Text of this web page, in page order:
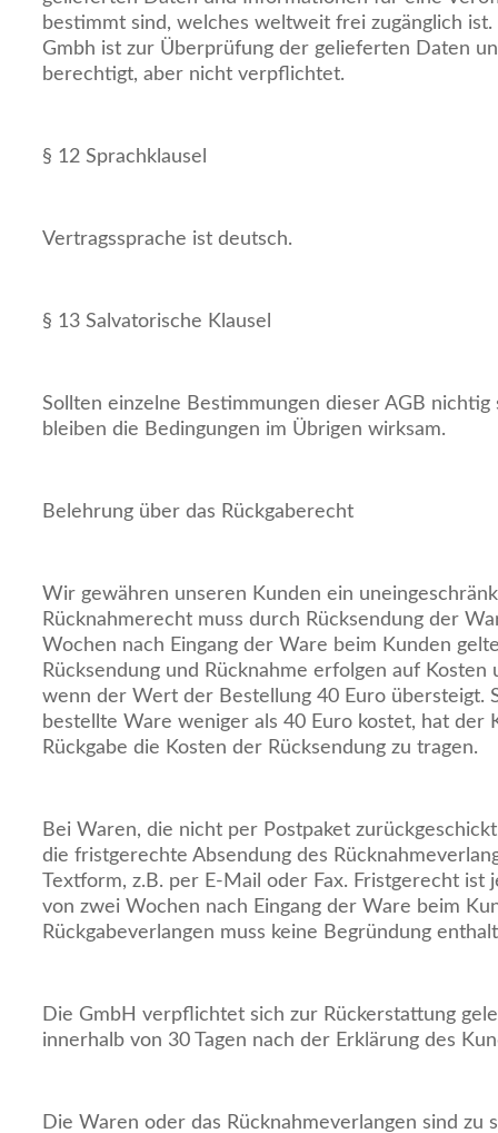
bestimmt sind, welches weltweit frei zugänglich
Gmbh ist zur Überprüfung der gelieferten Daten
berechtigt, aber nicht verpflichtet.
§ 12 Sprachklausel
Vertragssprache ist deutsch.
§ 13 Salvatorische Klausel
Sollten einzelne Bestimmungen dieser AGB
bleiben die Bedingungen im Übrigen wirksam.
Belehrung über das Rückgaberecht
Wir gewähren unseren Kunden ein
Rücknahmerecht muss durch Rücksendung der
Wochen nach Eingang der Ware beim Kunden
Rücksendung und Rücknahme erfolgen auf
wenn der Wert der Bestellung 40 Euro übersteigt.
bestellte Ware weniger als 40 Euro kostet, hat der
Rückgabe die Kosten der Rücksendung zu tragen.
Bei Waren, die nicht per Postpaket
die fristgerechte Absendung des
Textform, z.B. per E-Mail oder Fax. Fristgerecht ist
von zwei Wochen nach Eingang der Ware beim
Rückgabeverlangen muss keine Begründung
Die GmbH verpflichtet sich zur Rückerstattung
innerhalb von 30 Tagen nach der Erklärung des
Die Waren oder das Rücknahmeverlangen sind zu